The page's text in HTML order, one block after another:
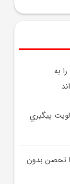
به
پيگيري
يا تحصن بدون